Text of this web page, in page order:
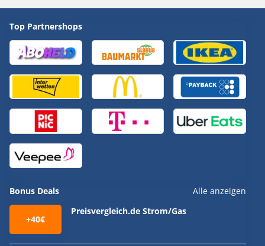
Top Partnershops
Bonus Deals Alle anzeigen
+40€
Preisvergleich.de Strom/Gas